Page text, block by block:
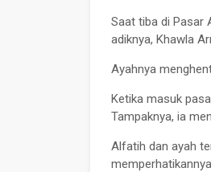
Saat tiba di Pasar
adiknya, Khawla
Ayahnya
Ketika masuk
Tampaknya, ia
Alfatih dan ayah